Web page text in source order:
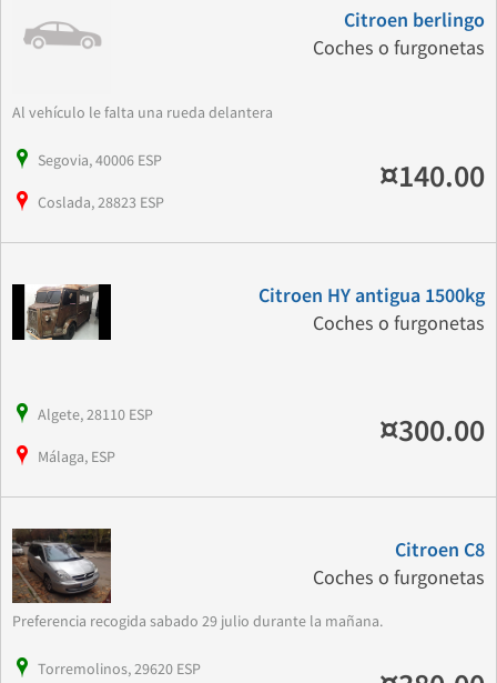
Citroen berlingo
Coches o furgonetas
Al vehículo le falta una rueda delantera
Segovia, 40006 ESP
Coslada, 28823 ESP
¤140.00
Citroen HY antigua 1500kg
Coches o furgonetas
Algete, 28110 ESP
Málaga, ESP
¤300.00
Citroen C8
Coches o furgonetas
Preferencia recogida sabado 29 julio durante la mañana.
Torremolinos, 29620 ESP